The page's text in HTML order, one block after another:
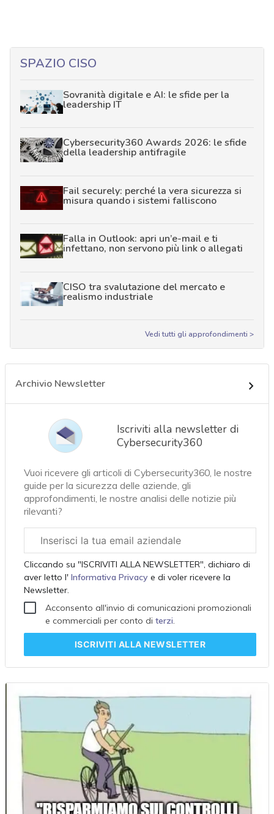
SPAZIO CISO
Sovranità digitale e AI: le sfide per la
leadership IT
Cybersecurity360 Awards 2026: le sfide
della leadership antifragile
Fail securely: perché la vera sicurezza si
misura quando i sistemi falliscono
Falla in Outlook: apri un’e-mail e ti
infettano, non servono più link o allegati
CISO tra svalutazione del mercato e
realismo industriale
Vedi tutti gli approfondimenti >
Archivio Newsletter
Iscriviti alla newsletter di
Cybersecurity360
Vuoi ricevere gli articoli di Cybersecurity360, le nostre
guide per la sicurezza delle aziende, gli
approfondimenti, le nostre analisi delle notizie più
rilevanti?
aziendale
Cliccando su "ISCRIVITI ALLA NEWSLETTER", dichiaro di
aver letto l'Informativa Privacy e di voler ricevere la
Newsletter.
Acconsento all'invio di comunicazioni promozionali
e commerciali per conto di terzi.
ISCRIVITI ALLA NEWSLETTER